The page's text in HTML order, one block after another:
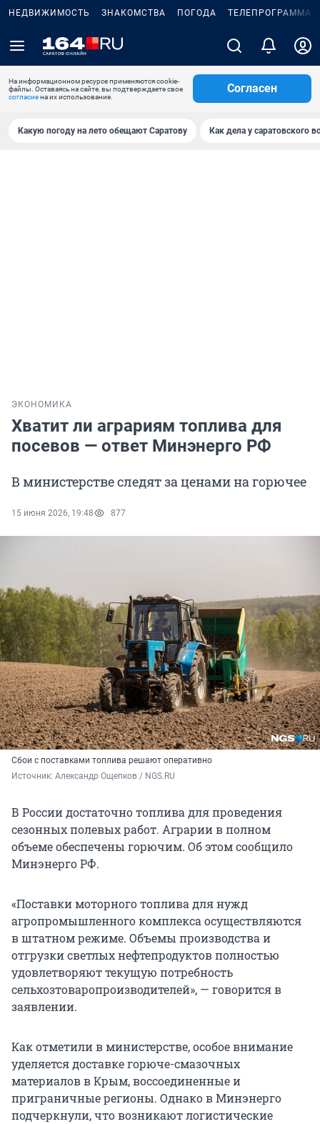
НЕДВИЖИМОСТЬ ЗНАКОМСТВА ПОГОДА ТЕЛЕПРОГРАММА
На информационном ресурсе применяются cookie-
файлы. Оставаясь на сайте, вы подтверждаете свое
согласиена их использование.
Согласен
Какую погоду на лето обещают Саратову Как дела у саратовского
ЭКОНОМИКА
Хватит ли аграриям топлива для
посевов — ответ Минэнерго РФ
В министерстве следят за ценами на горючее
15 июня 2026, 19:48 877
Сбои с поставками топлива решают оперативно
Источник: Александр Ощепков / NGS.RU
В России достаточно топлива для проведения
сезонных полевых работ. Аграрии в полном
объеме обеспечены горючим. Об этом сообщило
Минэнерго РФ.
«Поставки моторного топлива для нужд
агропромышленного комплекса осуществляются
в штатном режиме. Объемы производства и
отгрузки светлых нефтепродуктов полностью
удовлетворяют текущую потребность
сельхозтоваропроизводителей», — говорится в
заявлении.
Как отметили в министерстве, особое внимание
уделяется доставке горюче-смазочных
материалов в Крым, воссоединенные и
приграничные регионы. Однако в Минэнерго
подчеркнули, что возникают логистические